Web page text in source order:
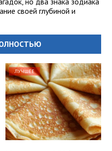
своей глубиной и
ЛУЧШЕЕ